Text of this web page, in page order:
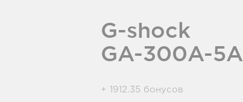
G-shock
GA-300A-5A
+ 1912.35 бонусов